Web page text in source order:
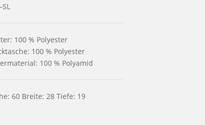
100 % Polyester
100 % Polyester
100 % Polyamid
60 Breite: 28 Tiefe: 19